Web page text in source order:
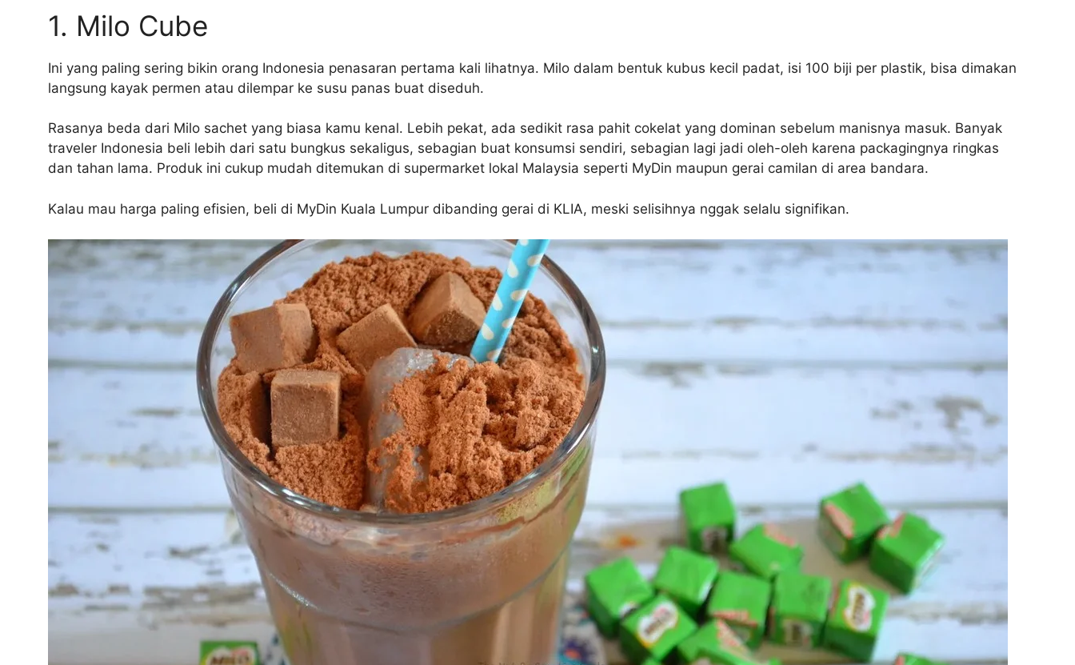
1. Milo Cube
Ini yang paling sering bikin orang Indonesia penasaran pertama kali lihatnya. Milo dalam bentuk kubus kecil padat, isi 100 biji per plastik, bisa dimakan
langsung kayak permen atau dilempar ke susu panas buat diseduh.
Rasanya beda dari Milo sachet yang biasa kamu kenal. Lebih pekat, ada sedikit rasa pahit cokelat yang dominan sebelum manisnya masuk. Banyak
traveler Indonesia beli lebih dari satu bungkus sekaligus, sebagian buat konsumsi sendiri, sebagian lagi jadi oleh-oleh karena packagingnya ringkas
dan tahan lama. Produk ini cukup mudah ditemukan di supermarket lokal Malaysia seperti MyDin maupun gerai camilan di area bandara.
Kalau mau harga paling efisien, beli di MyDin Kuala Lumpur dibanding gerai di KLIA, meski selisihnya nggak selalu signifikan.